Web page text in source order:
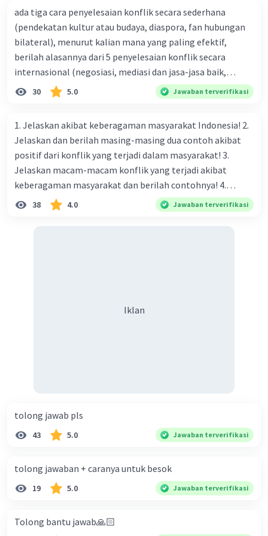
tidak sekedar dihafalkan tetapi juga diamalkan.
Pancasila adalah nilai yang hidup sebagai jati diri
bangsa. Pada sebuah bangsa yang majemuk,
Pancasila kemudian membingkainya dan
sekaligus memayungi keberagaman masyarakat
yang berbeda latar belakang agama, etnis,
maupun suku, yang bisa hidup di dalam bingkai
Beri Rating· 0.0(0) Balas
ada tiga cara penyelesaian konflik secara sederhana
(pendekatan kultur atau budaya, diaspora, fan hubungan
bilateral), menurut kalian mana yang paling efektif,
berilah alasannya dari 5 penyelesaian konflik secara
internasional (negosiasi, mediasi dan jasa-jasa baik,
konsiliasi, penyelidikan, dan penyelesaian di bawah
naungan organisasi PBB), menurut kalian mana yang
30 5.0 Jawaban terverifikasi
1. Jelaskan akibat keberagaman masyarakat Indonesia! 2.
Jelaskan dan berilah masing-masing dua contoh akibat
positif dari konflik yang terjadi dalam masyarakat! 3.
Jelaskan macam-macam konflik yang terjadi akibat
keberagaman masyarakat dan berilah contohnya! 4.
Mengapa dalam masyarakat yang memiliki keberagaman
38 4.0 Jawaban terverifikasi
Iklan
tolong jawab pls
43 5.0 Jawaban terverifikasi
tolong jawaban + caranya untuk besok
19 5.0 Jawaban terverifikasi
Tolong bantu jawab🙏🏻